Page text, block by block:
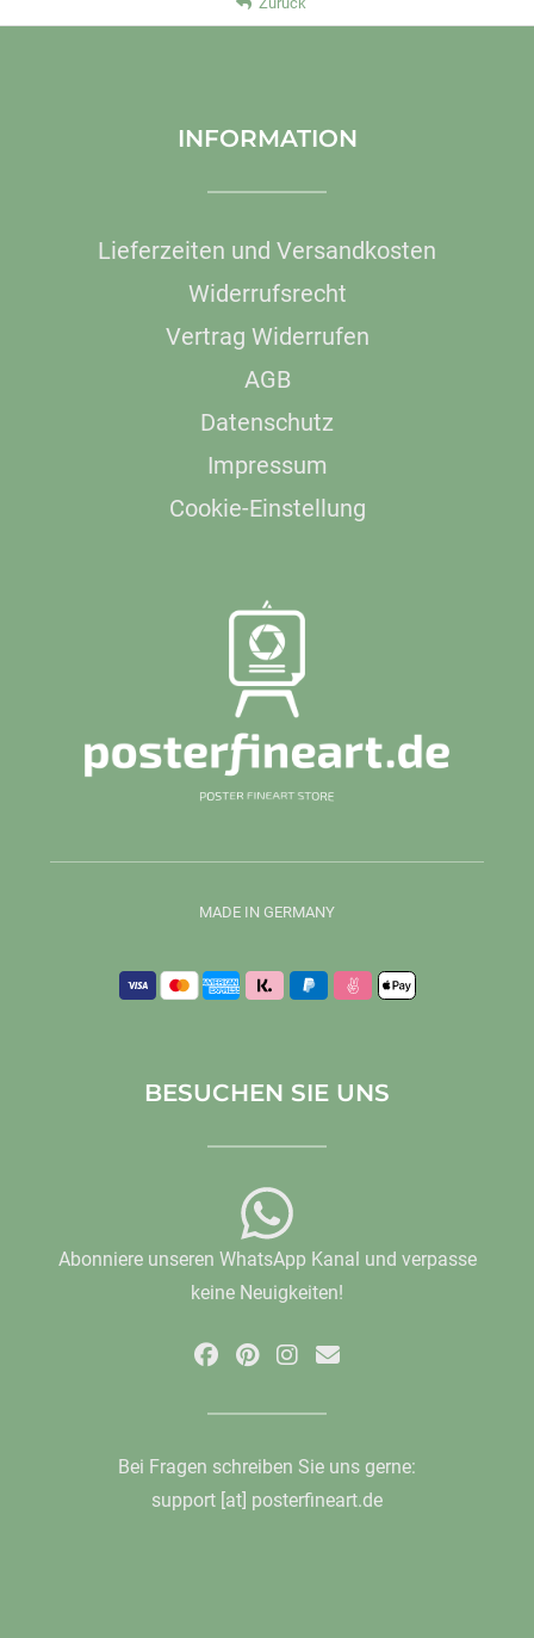
INFORMATION
Lieferzeiten und Versandkosten
Widerrufsrecht
Vertrag Widerrufen
AGB
Datenschutz
Impressum
Cookie-Einstellung
MADE IN GERMANY
BESUCHEN SIE UNS
Abonniere unseren WhatsApp Kanal und verpasse
keine Neuigkeiten!
Bei Fragen schreiben Sie uns gerne:
support [at] posterfineart.de